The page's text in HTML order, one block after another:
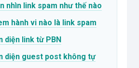
nhìn link spam như thế nào
hành vi nào là link spam
diện link từ PBN
diện guest post không tự